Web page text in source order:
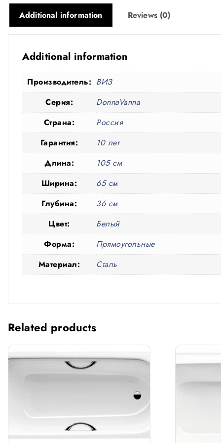
Additional information Reviews (0)
Additional information
Производитель: ВИЗ
Серия:
DonnaVanna
Страна:
Россия
Гарантия:
10 лет
Длина:
105 см
Ширина:
65 см
Глубина:
36 см
Цвет:
Белый
Форма:
Прямоугольные
Материал:
Сталь
Related products